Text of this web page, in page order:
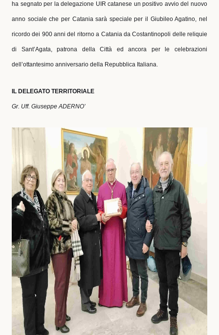
ha segnato per la delegazione UIR catanese un positivo avvio del nuovo
anno sociale che per Catania sarà speciale per il Giubileo Agatino, nel
ricordo dei 900 anni del ritorno a Catania da Costantinopoli delle reliquie
di Sant’Agata, patrona della Città ed ancora per le celebrazioni
dell’ottantesimo anniversario della Repubblica Italiana.
IL DELEGATO TERRITORIALE
Gr. Uff. Giuseppe ADERNO’